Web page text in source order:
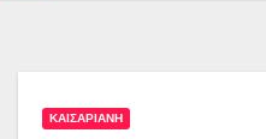
ΚΑΙΣΑΡΙΑΝΗ